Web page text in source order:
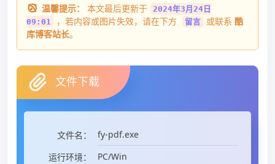
温馨提示： 本文最后更新于 2024年3月24日
09:01
，若内容或图片失效，请在下方 留言 或联系 酷
库博客站长。
文件下载
文件名：
fy-pdf.exe
运行环境：
PC/Win